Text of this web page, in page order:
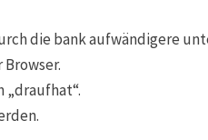
die bank aufwändigere
„draufhat“.